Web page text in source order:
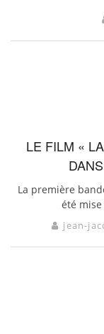
LE FILM «
La première
été
jean-